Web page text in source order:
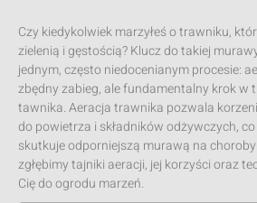
Czy kiedykolwiek marzyłeś o trawniku,
zielenią i gęstością? Klucz do takiej
jednym, często niedocenianym procesie:
zbędny zabieg, ale fundamentalny krok w
tawnika. Aeracja trawnika pozwala
do powietrza i składników odżywczych,
skutkuje odporniejszą murawą na
zgłębimy tajniki aeracji, jej korzyści oraz
Cię do ogrodu marzeń.